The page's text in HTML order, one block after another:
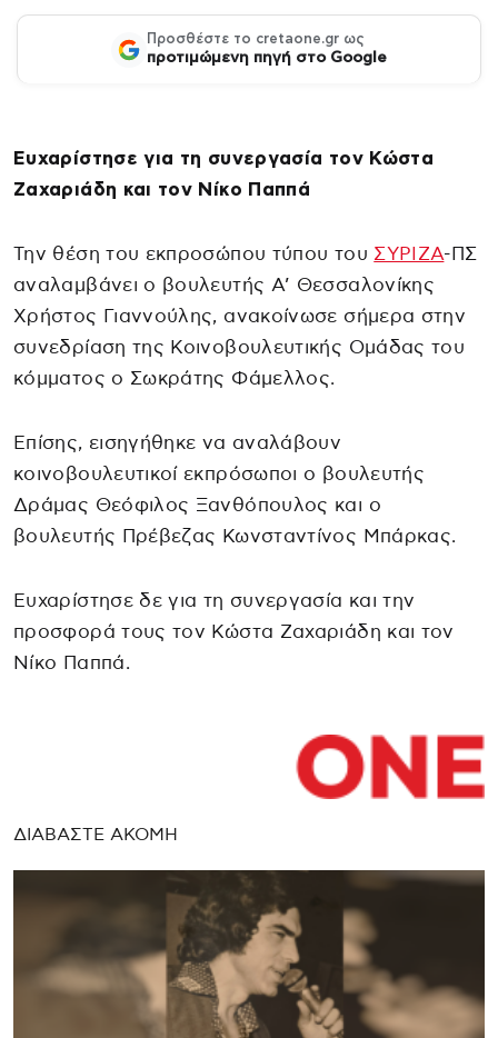
Προσθέστε το cretaone.gr ως
προτιμώμενη πηγή στο Google
Ευχαρίστησε για τη συνεργασία τον Κώστα
Ζαχαριάδη και τον Νίκο Παππά
Την θέση του εκπροσώπου τύπου του ΣΥΡΙΖΑ-ΠΣ
αναλαμβάνει ο βουλευτής Α’ Θεσσαλονίκης
Χρήστος Γιαννούλης, ανακοίνωσε σήμερα στην
συνεδρίαση της Κοινοβουλευτικής Ομάδας του
κόμματος ο Σωκράτης Φάμελλος.
Επίσης, εισηγήθηκε να αναλάβουν
κοινοβουλευτικοί εκπρόσωποι ο βουλευτής
Δράμας Θεόφιλος Ξανθόπουλος και ο
βουλευτής Πρέβεζας Κωνσταντίνος Μπάρκας.
Ευχαρίστησε δε για τη συνεργασία και την
προσφορά τους τον Κώστα Ζαχαριάδη και τον
Νίκο Παππά.
ΔΙΑΒΑΣΤΕ ΑΚΟΜΗ